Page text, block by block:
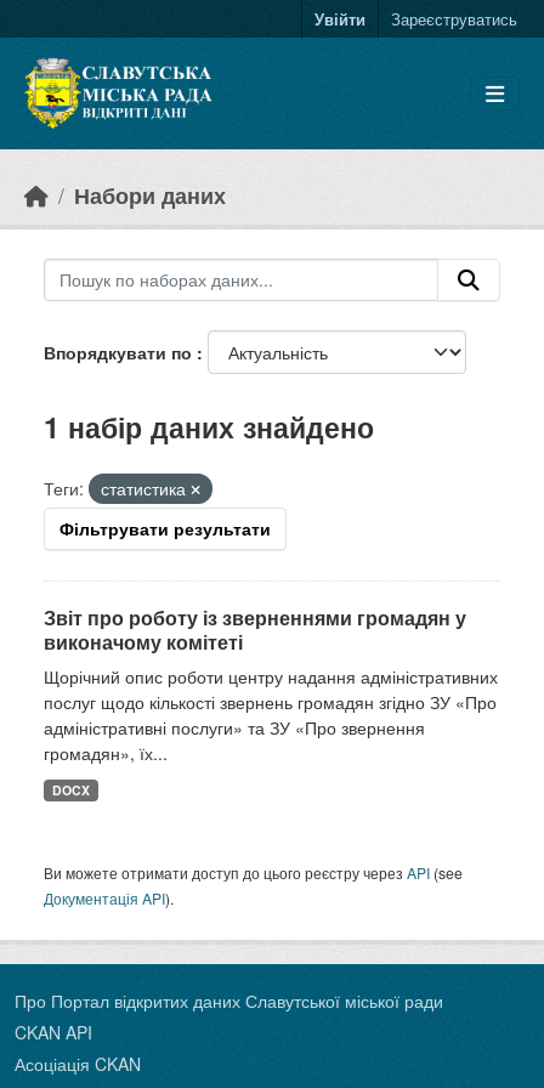
Увійти Зареєструватись
Набори даних
Впорядкувати по
1 набір даних знайдено
Теги:
статистика
Фільтрувати результати
Звіт про роботу із зверненнями громадян у
виконачому комітеті
Щорічний опис роботи центру надання адміністративних
послуг щодо кількості звернень громадян згідно ЗУ «Про
адміністративні послуги» та ЗУ «Про звернення
громадян», їх...
DOCX
Ви можете отримати доступ до цього реєстру через API (see
Документація API).
Про Портал відкритих даних Славутської міської ради
CKAN API
Асоціація CKAN